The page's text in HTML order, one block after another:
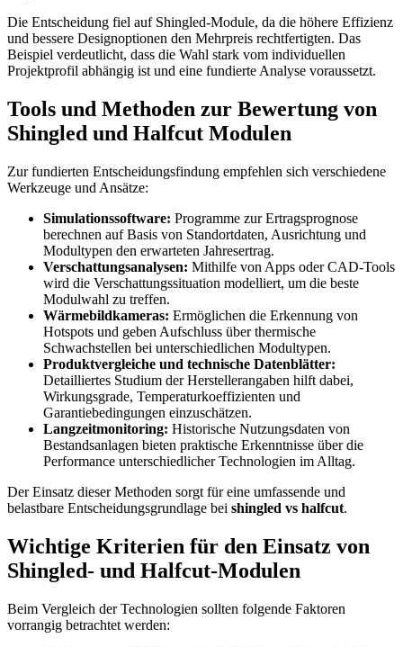
Die Entscheidung fiel auf Shingled-Module, da die höhere Effizienz
und bessere Designoptionen den Mehrpreis rechtfertigten. Das
Beispiel verdeutlicht, dass die Wahl stark vom individuellen
Projektprofil abhängig ist und eine fundierte Analyse voraussetzt.
Tools und Methoden zur Bewertung von
Shingled und Halfcut Modulen
Zur fundierten Entscheidungsfindung empfehlen sich verschiedene
Werkzeuge und Ansätze:
Simulationssoftware: Programme zur Ertragsprognose
berechnen auf Basis von Standortdaten, Ausrichtung und
Modultypen den erwarteten Jahresertrag.
Verschattungsanalysen: Mithilfe von Apps oder CAD-Tools
wird die Verschattungssituation modelliert, um die beste
Modulwahl zu treffen.
Wärmebildkameras: Ermöglichen die Erkennung von
Hotspots und geben Aufschluss über thermische
Schwachstellen bei unterschiedlichen Modultypen.
Produktvergleiche und technische Datenblätter:
Detailliertes Studium der Herstellerangaben hilft dabei,
Wirkungsgrade, Temperaturkoeffizienten und
Garantiebedingungen einzuschätzen.
Langzeitmonitoring: Historische Nutzungsdaten von
Bestandsanlagen bieten praktische Erkenntnisse über die
Performance unterschiedlicher Technologien im Alltag.
Der Einsatz dieser Methoden sorgt für eine umfassende und
belastbare Entscheidungsgrundlage bei shingled vs halfcut.
Wichtige Kriterien für den Einsatz von
Shingled- und Halfcut-Modulen
Beim Vergleich der Technologien sollten folgende Faktoren
vorrangig betrachtet werden: